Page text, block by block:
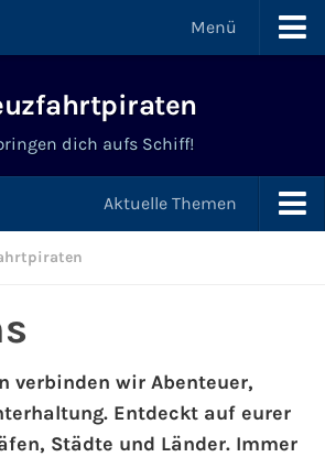
Menü
Deutschland
Hamburg
dich aufs Schiff!
Aktuelle Themen
& Angebote
verbinden wir Abenteuer,
Entdeckt auf eurer
Städte und Länder. Immer